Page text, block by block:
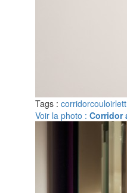
Tags : corridorcouloir
Voir la photo : Corridor